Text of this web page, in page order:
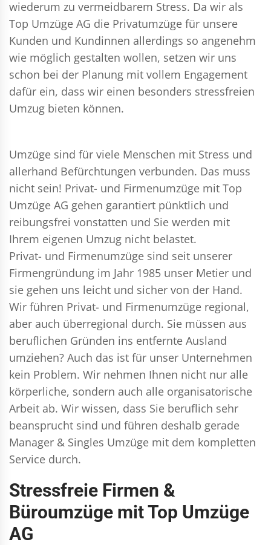
wiederum zu vermeidbarem Stress. Da wir als
Top Umzüge AG die Privatumzüge für unsere
Kunden und Kundinnen allerdings so angenehm
wie möglich gestalten wollen, setzen wir uns
schon bei der Planung mit vollem Engagement
dafür ein, dass wir einen besonders stressfreien
Umzug bieten können.
Umzüge sind für viele Menschen mit Stress und
allerhand Befürchtungen verbunden. Das muss
nicht sein! Privat- und Firmenumzüge mit Top
Umzüge AG gehen garantiert pünktlich und
reibungsfrei vonstatten und Sie werden mit
Ihrem eigenen Umzug nicht belastet.
Privat- und Firmenumzüge sind seit unserer
Firmengründung im Jahr 1985 unser Metier und
sie gehen uns leicht und sicher von der Hand.
Wir führen Privat- und Firmenumzüge regional,
aber auch überregional durch. Sie müssen aus
beruflichen Gründen ins entfernte Ausland
umziehen? Auch das ist für unser Unternehmen
kein Problem. Wir nehmen Ihnen nicht nur alle
körperliche, sondern auch alle organisatorische
Arbeit ab. Wir wissen, dass Sie beruflich sehr
beansprucht sind und führen deshalb gerade
Manager & Singles Umzüge mit dem kompletten
Service durch.
Stressfreie Firmen &
Büroumzüge mit Top Umzüge
AG